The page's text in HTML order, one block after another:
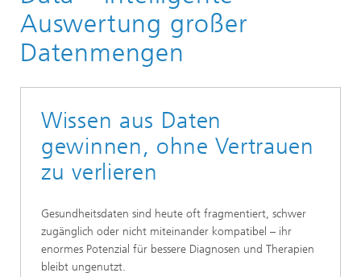
Aktuelles aus der Forschung
Wissenschaftsjahr 2026: Medizin der Zukunft
Auswertung großer
Datenmengen
Wissen aus Daten
gewinnen, ohne Vertrauen
zu verlieren
Gesundheitsdaten sind heute oft fragmentiert, schwer
zugänglich oder nicht miteinander kompatibel – ihr
enormes Potenzial für bessere Diagnosen und Therapien
bleibt ungenutzt.